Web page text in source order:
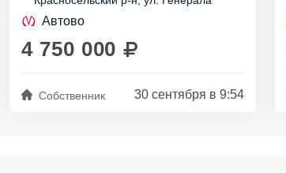
атмосферы Красносельского района. Это
место, где...
Кравченко, д 7 к 3
Автово
4 750 000
Собственник 30 сентября в 9:54